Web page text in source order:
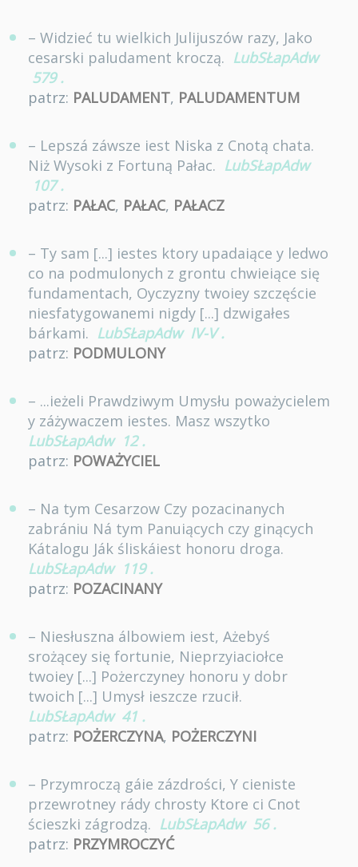
– Widzieć tu wielkich Julijuszów razy, Jako
cesarski paludament kroczą. LubSŁapAdw
579 .
patrz: PALUDAMENT, PALUDAMENTUM
– Lepszá záwsze iest Niska z Cnotą chata.
Niż Wysoki z Fortuną Pałac. LubSŁapAdw
107 .
patrz: PAŁAC, PAŁAC, PAŁACZ
– Ty sam [...] iestes ktory upadaiące y ledwo
co na podmulonych z grontu chwieiące się
fundamentach, Oyczyzny twoiey szczęście
niesfatygowanemi nigdy [...] dzwigałes
bárkami. LubSŁapAdw IV-V .
patrz: PODMULONY
– ...ieżeli Prawdziwym Umysłu poważycielem
y záżywaczem iestes. Masz wszytko
LubSŁapAdw 12 .
patrz: POWAŻYCIEL
– Na tym Cesarzow Czy pozacinanych
zabrániu Ná tym Panuiących czy ginących
Kátalogu Ják śliskáiest honoru droga.
LubSŁapAdw 119 .
patrz: POZACINANY
– Niesłuszna álbowiem iest, Ażebyś
srożącey się fortunie, Nieprzyiaciołce
twoiey [...] Pożerczyney honoru y dobr
twoich [...] Umysł ieszcze rzucił.
LubSŁapAdw 41 .
patrz: POŻERCZYNA, POŻERCZYNI
– Przymroczą gáie zázdrości, Y cieniste
przewrotney rády chrosty Ktore ci Cnot
ścieszki zágrodzą. LubSŁapAdw 56 .
patrz: PRZYMROCZYĆ